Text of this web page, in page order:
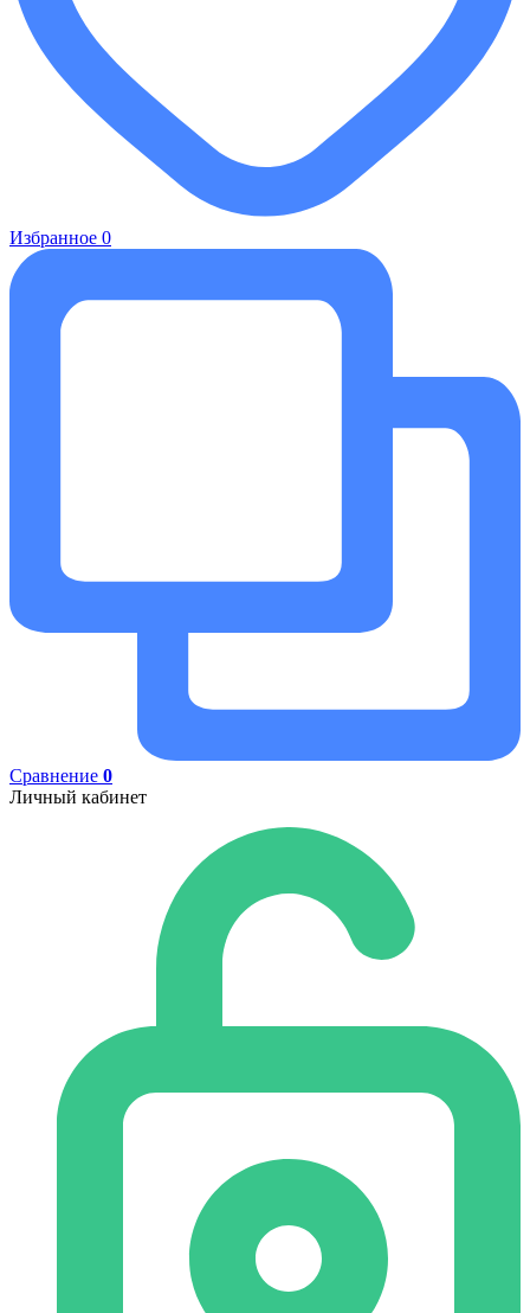
Избранное 0
Сравнение 0
Личный кабинет